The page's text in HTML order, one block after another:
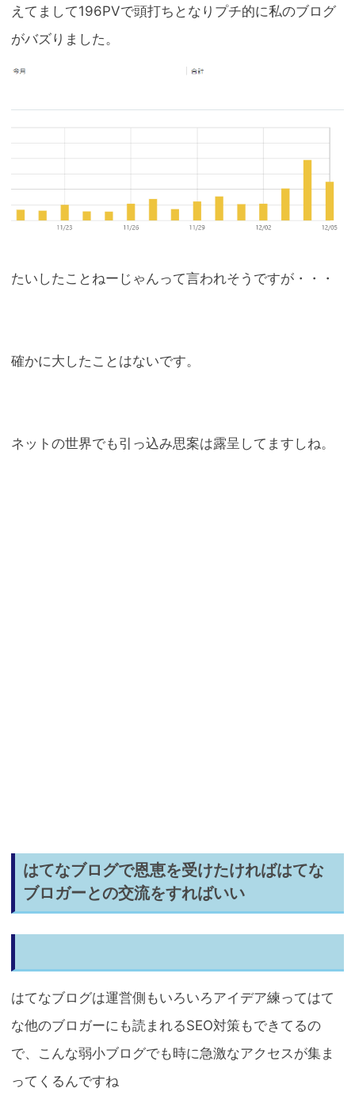
えてまして196PVで頭打ちとなりプチ的に私のブログ
がバズりました。
たいしたことねーじゃんって言われそうですが・・・
確かに大したことはないです。
ネットの世界でも引っ込み思案は露呈してますしね。
はてなブログで恩恵を受けたければはてな
ブロガーとの交流をすればいい
はてなブログは運営側もいろいろアイデア練ってはて
な他のブロガーにも読まれるSEO対策もできてるの
で、こんな弱小ブログでも時に急激なアクセスが集ま
ってくるんですね